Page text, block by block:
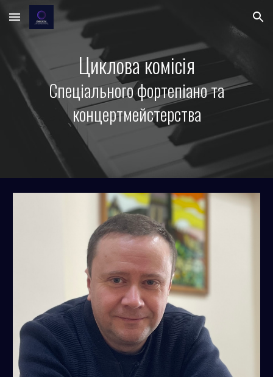
Skip to main content Skip to navigation
Циклова комісія
Спеціального фортепіано та
концертмейстерства